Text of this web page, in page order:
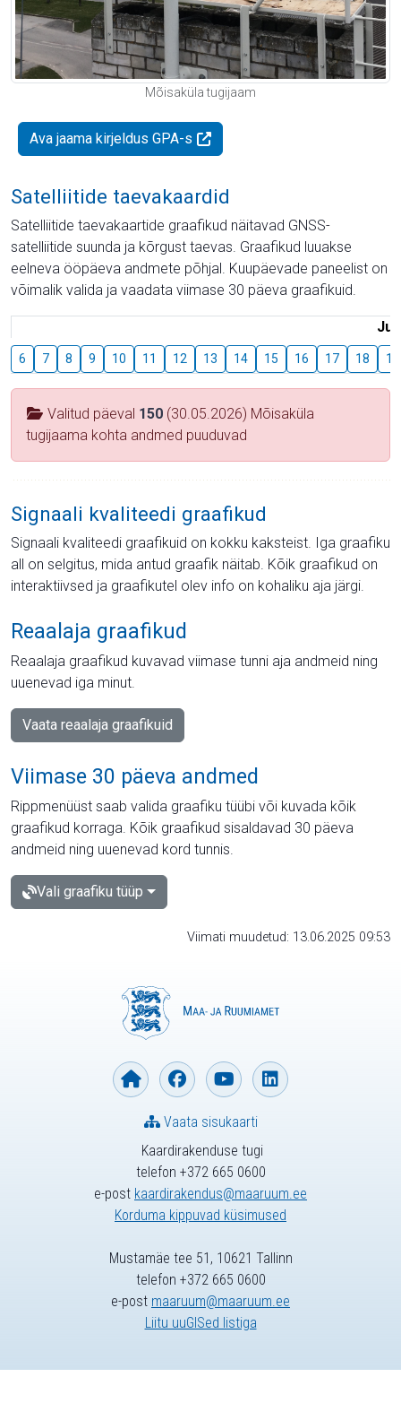
Mõisaküla tugijaam
Ava jaama kirjeldus GPA-s
Satelliitide taevakaardid
Satelliitide taevakaartide graafikud näitavad GNSS-
satelliitide suunda ja kõrgust taevas. Graafikud luuakse
eelneva ööpäeva andmete põhjal. Kuupäevade paneelist on
võimalik valida ja vaadata viimase 30 päeva graafikuid.
6 7 8 9 10 11 12 13 14 15 16 17 18 19
Valitud päeval 150 (30.05.2026) Mõisaküla
tugijaama kohta andmed puuduvad
Signaali kvaliteedi graafikud
Signaali kvaliteedi graafikuid on kokku kaksteist. Iga graafiku
all on selgitus, mida antud graafik näitab. Kõik graafikud on
interaktiivsed ja graafikutel olev info on kohaliku aja järgi.
Reaalaja graafikud
Reaalaja graafikud kuvavad viimase tunni aja andmeid ning
uuenevad iga minut.
Vaata reaalaja graafikuid
Viimase 30 päeva andmed
Rippmenüüst saab valida graafiku tüübi või kuvada kõik
graafikud korraga. Kõik graafikud sisaldavad 30 päeva
andmeid ning uuenevad kord tunnis.
Vali graafiku tüüp
Viimati muudetud: 13.06.2025 09:53
Kaardirakenduse tugi
telefon +372 665 0600
e-post kaardirakendus@maaruum.ee
Korduma kippuvad küsimused
Vaata sisukaarti
Mustamäe tee 51, 10621 Tallinn
telefon +372 665 0600
e-post maaruum@maaruum.ee
Liitu uuGISed listiga